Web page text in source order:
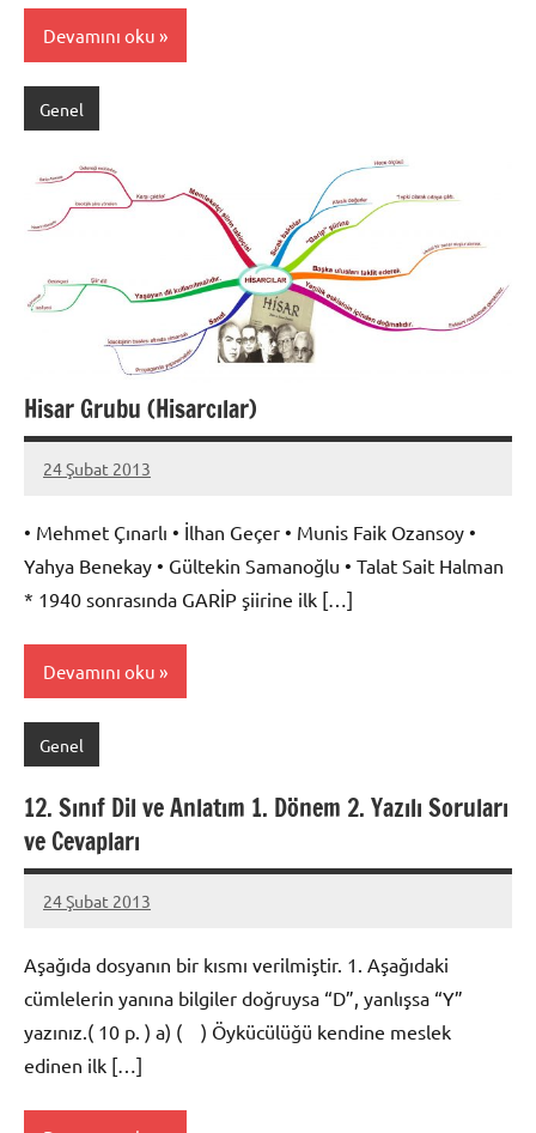
Devamını oku
Genel
Hisar Grubu (Hisarcılar)
24 Şubat 2013
prenses
• Mehmet Çınarlı • İlhan Geçer • Munis Faik Ozansoy •
Yahya Benekay • Gültekin Samanoğlu • Talat Sait Halman
* 1940 sonrasında GARİP şiirine ilk […]
Devamını oku
Genel
12. Sınıf Dil ve Anlatım 1. Dönem 2. Yazılı Soruları
ve Cevapları
24 Şubat 2013
prenses
Aşağıda dosyanın bir kısmı verilmiştir. 1. Aşağıdaki
cümlelerin yanına bilgiler doğruysa “D”, yanlışsa “Y”
yazınız.( 10 p. ) a) ( ) Öykücülüğü kendine meslek
edinen ilk […]